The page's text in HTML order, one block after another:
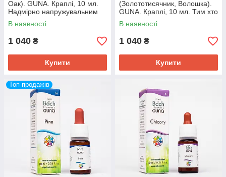
Оак). GUNA. Краплі, 10 мл.
Надмірно напружувальним
В наявності
1 040 ₴
Купити
(Золототисячник, Волошка).
GUNA. Краплі, 10 мл. Тим хто
добрий і не вміє говорити
«ні»
В наявності
1 040 ₴
Купити
Топ продажів